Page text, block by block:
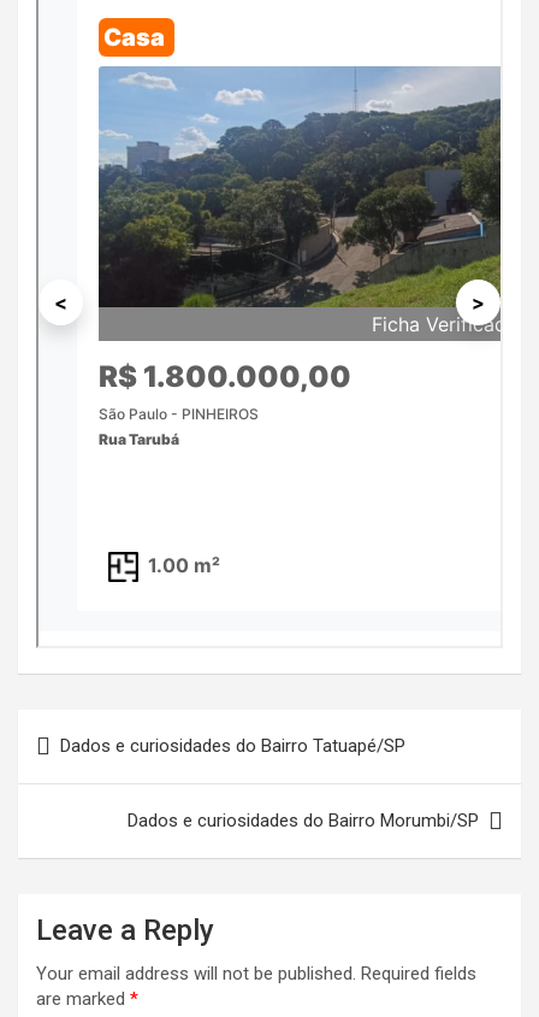
navigation
Dados e curiosidades do Bairro Tatuapé/SP
Dados e curiosidades do Bairro Morumbi/SP
Leave a Reply
Your email address will not be published. Required fields
are marked *